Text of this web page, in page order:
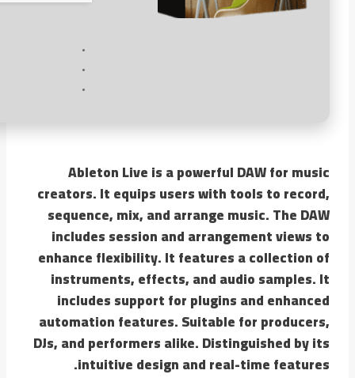
Ableton Live is a powerful DAW for music
creators. It equips users with tools to record,
sequence, mix, and arrange music. The DAW
includes session and arrangement views to
enhance flexibility. It features a collection of
instruments, effects, and audio samples. It
includes support for plugins and enhanced
automation features. Suitable for producers,
DJs, and performers alike. Distinguished by its
intuitive design and real-time features.